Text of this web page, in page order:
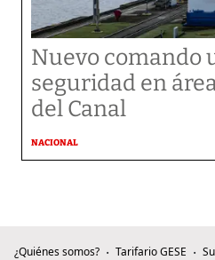
Nuevo comando
seguridad en
del Canal
NACIONAL
¿Quiénes somos? Tarifario GESE